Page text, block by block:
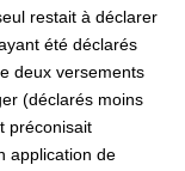
restait à déclarer
été déclarés
deux versements
(déclarés moins
préconisait
application de